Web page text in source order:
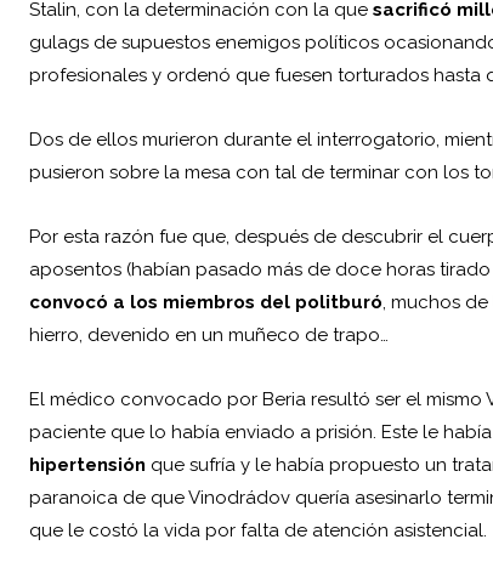
Stalin, con la determinación con la que sacrificó
gulags de supuestos enemigos políticos
profesionales y ordenó que fuesen torturados hasta
Dos de ellos murieron durante el interrogatorio,
pusieron sobre la mesa con tal de terminar con los
Por esta razón fue que, después de descubrir el
aposentos (habían pasado más de doce horas
convocó a los miembros del politburó, muchos
hierro, devenido en un muñeco de trapo…
El médico convocado por Beria resultó ser el
paciente que lo había enviado a prisión. Este le
hipertensión que sufría y le había propuesto un
paranoica de que Vinodrádov quería asesinarlo
que le costó la vida por falta de atención asistencial.